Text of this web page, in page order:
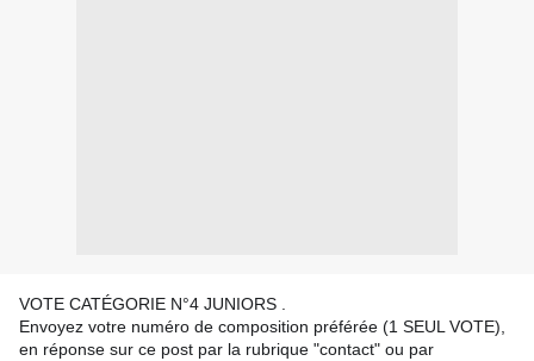
VOTE CATÉGORIE N°4 JUNIORS .
Envoyez votre numéro de composition préférée (1 SEUL VOTE),
en réponse sur ce post par la rubrique "contact" ou par